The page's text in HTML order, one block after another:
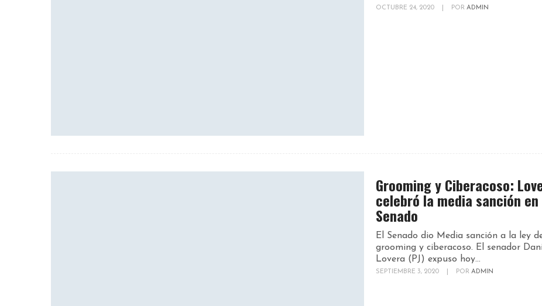
OCTUBRE 24, 2020 POR ADMIN
Grooming y Ciberacoso:
celebró la media sanción
Senado
El Senado dio Media sanción a la ley
grooming y ciberacoso. El senador
Lovera (PJ) expuso hoy...
SEPTIEMBRE 3, 2020 POR ADMIN